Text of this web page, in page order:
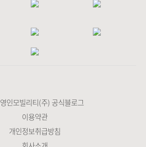
영인모빌리티(주) 공식블로그
이용약관
개인정보취급방침